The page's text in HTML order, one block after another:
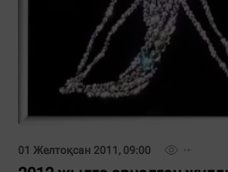
01 Желтоқсан 2011, 09:00